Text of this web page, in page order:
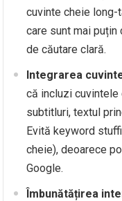
cuvinte cheie
care sunt mai puțin
de căutare clară.
Integrarea
că incluzi cuvintele
subtitluri, textul
Evită keyword
cheie), deoarece
Google.
Îmbunătățirea